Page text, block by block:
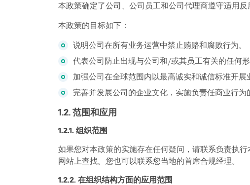
本政策确定了公司、公司员工和公司代理商遵守适用
本政策的目标如下：
说明公司在所有业务运营中禁止贿赂和腐败行为。
代表公司防止出现与公司和/或其员工有关的任何
加强公司在全球范围内以最高诚实和诚信标准开展
完善并发展公司的企业文化，实施负责任商业行
1.2. 范围和应用
1.2.1. 组织范围
如果您对本政策的实施存在任何疑问，请联系负责执
网站上查找。您也可以联系您当地的首席合规经理。
1.2.2. 在组织结构方面的应用范围